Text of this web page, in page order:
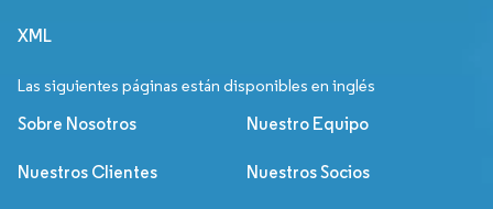
XML
Las siguientes páginas están disponibles en inglés
Sobre Nosotros Nuestro Equipo
Nuestros Clientes Nuestros Socios